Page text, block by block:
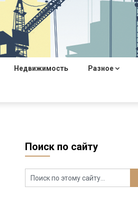
Недвижимость Разное
Поиск по сайту